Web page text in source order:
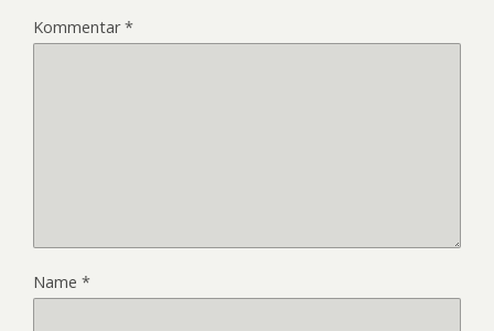
Kommentar*
Name *